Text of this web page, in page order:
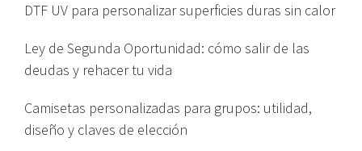
DTF UV para personalizar superficies duras sin calor
Ley de Segunda Oportunidad: cómo salir de las
deudas y rehacer tu vida
Camisetas personalizadas para grupos: utilidad,
diseño y claves de elección